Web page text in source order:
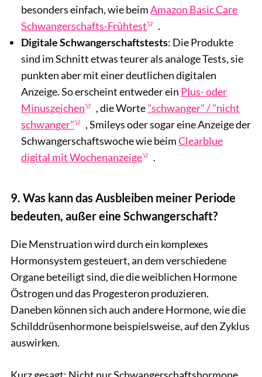
besonders einfach, wie beimAmazon Basic Care
Schwangerschafts-Frühtest
.
Digitale Schwangerschaftstests: Die Produkte
sind im Schnitt etwas teurer als analoge Tests, sie
punkten aber mit einer deutlichen digitalen
Anzeige. So erscheint entweder ein Plus- oder
Minuszeichen
, die Worte"schwanger" / "nicht
schwanger"
, Smileys oder sogar eine Anzeige der
Schwangerschaftswoche wie beimClearblue
digital mit Wochenanzeige
.
9. Was kann das Ausbleiben meiner Periode
bedeuten, außer eine Schwangerschaft?
Die Menstruation wird durch ein komplexes
Hormonsystem gesteuert, an dem verschiedene
Organe beteiligt sind, die die weiblichen Hormone
Östrogen und das Progesteron produzieren.
Daneben können sich auch andere Hormone, wie die
Schilddrüsenhormone beispielsweise, auf den Zyklus
auswirken.